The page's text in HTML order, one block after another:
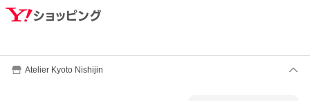
Atelier Kyoto Nishijin